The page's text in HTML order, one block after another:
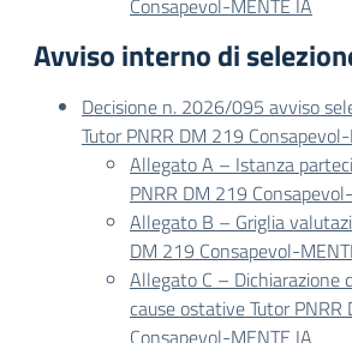
Consapevol-MENTE IA
Avviso interno di
Decisione n. 2026/095 avviso
Tutor PNRR DM 219
Allegato A – Istanza
PNRR DM 219
Allegato B – Griglia
DM 219 Consapevol-
Allegato C – Dichiarazione
cause ostative Tutor PNRR
Consapevol-MENTE IA